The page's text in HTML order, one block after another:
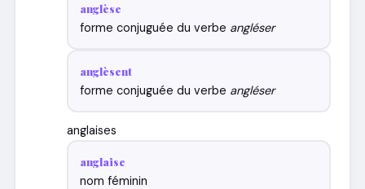
anglèse
forme conjuguée du verbe angléser
anglèsent
forme conjuguée du verbe angléser
anglaises
anglaise
nom féminin